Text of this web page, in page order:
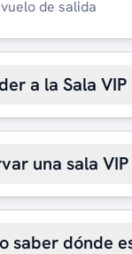
de salida
a la Sala
una sala
saber dónde